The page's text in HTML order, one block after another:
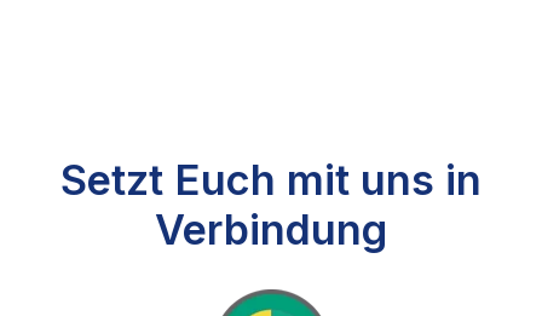
Setzt Euch mit uns in
Verbindung